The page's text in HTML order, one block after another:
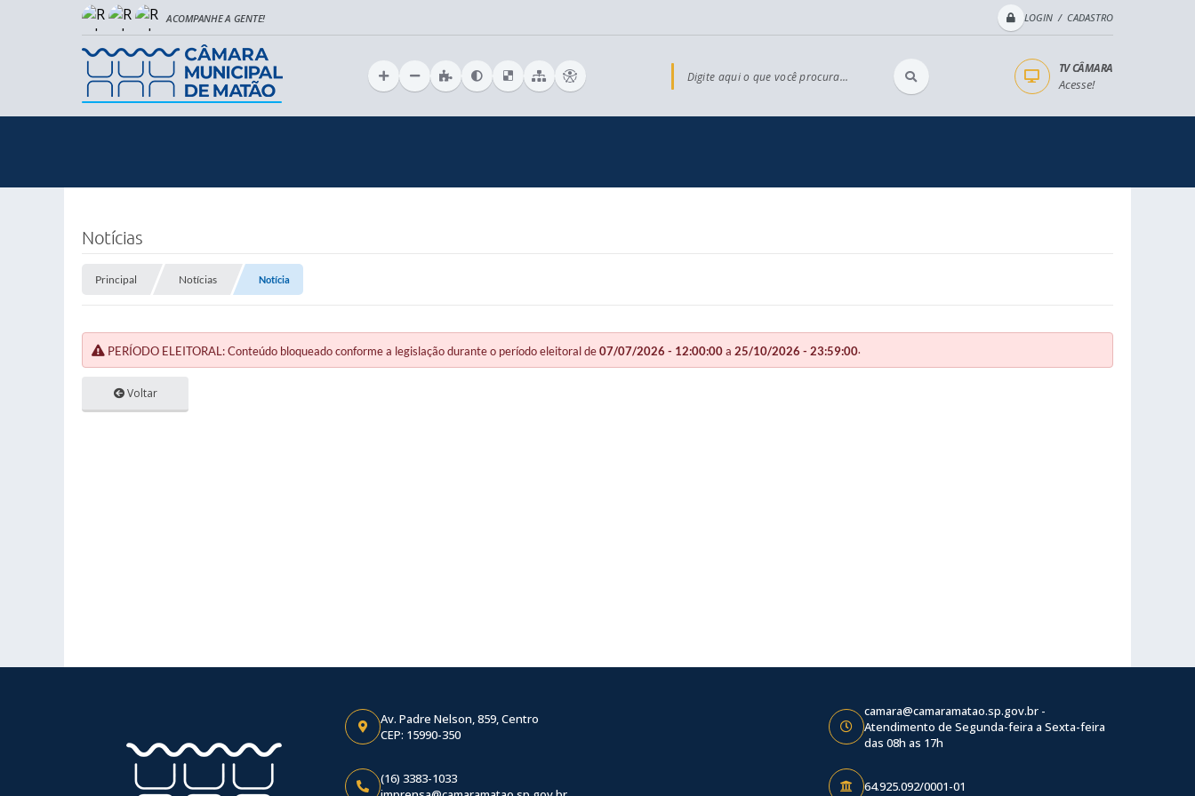
LOGIN / CADASTRO
Digite aqui o que você procura...
TV CÂMARA
Acesse!
Notícias
Principal Notícias Notícia
PERÍODO ELEITORAL: Conteúdo bloqueado conforme a legislação durante o período eleitoral de07/07/2026 - 12:00:00a 25/10/2026 - 23:59:00.
Voltar
Av. Padre Nelson, 859, Centro
CEP: 15990-350
(16) 3383-1033
camara@camaramatao.sp.gov.br -
Atendimento de Segunda-feira a Sexta-feira
das 08h as 17h
64.925.092/0001-01